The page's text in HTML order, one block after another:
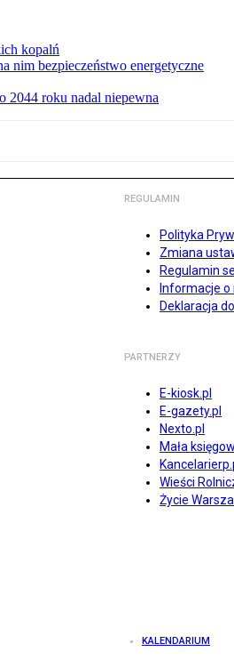
kopalń
nim bezpieczeństwo energetyczne
2044 roku nadal niepewna
REGULAMIN
Polityka
Zmiana
Regulamin
Informacje
Deklaracja
PARTNERZY
E-kiosk.pl
E-gazety.pl
Nexto.pl
Mała
Wieści
Życie
KALENDARIUM